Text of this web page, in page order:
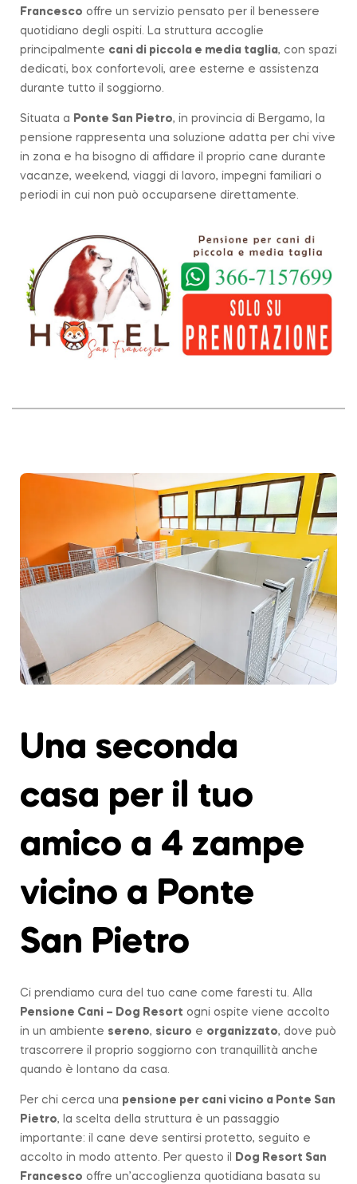
Francesco offre un servizio pensato per il benessere
quotidiano degli ospiti. La struttura accoglie
principalmente cani di piccola e media taglia, con spazi
dedicati, box confortevoli, aree esterne e assistenza
durante tutto il soggiorno.
Situata a Ponte San Pietro, in provincia di Bergamo, la
pensione rappresenta una soluzione adatta per chi vive
in zona e ha bisogno di affidare il proprio cane durante
vacanze, weekend, viaggi di lavoro, impegni familiari o
periodi in cui non può occuparsene direttamente.
Una seconda
casa per il tuo
amico a 4 zampe
vicino a Ponte
San Pietro
Ci prendiamo cura del tuo cane come faresti tu. Alla
Pensione Cani – Dog Resort ogni ospite viene accolto
in un ambiente sereno, sicuro e organizzato, dove può
trascorrere il proprio soggiorno con tranquillità anche
quando è lontano da casa.
Per chi cerca una pensione per cani vicino a Ponte San
Pietro, la scelta della struttura è un passaggio
importante: il cane deve sentirsi protetto, seguito e
accolto in modo attento. Per questo il
Dog Resort San
Francesco offre un’accoglienza quotidiana basata su